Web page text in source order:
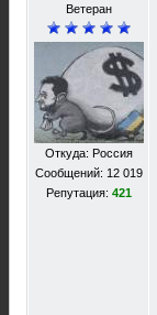
Ветеран
Откуда: Россия
Сообщений: 12 019
Репутация: 421